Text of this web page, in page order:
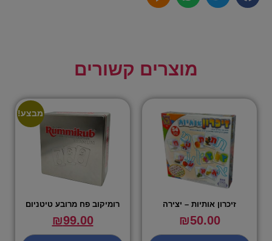
מוצרים קשורים
זיכרון אותיות – יצירה
₪50.00
מבצע!
רומיקוב פח מרובע טיטניום
₪99.00